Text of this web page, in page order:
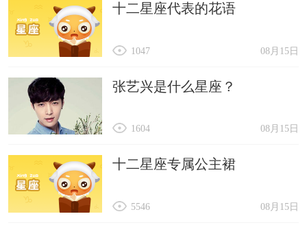
十二星座代表的花语
08月15日
1047
张艺兴是什么星座？
08月15日
1604
十二星座专属公主裙
08月15日
5546